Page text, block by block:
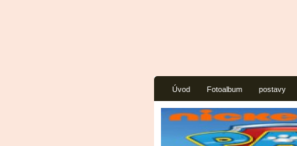
Úvod Fotoalbum postavy